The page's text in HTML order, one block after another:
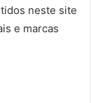
neste site
e marcas